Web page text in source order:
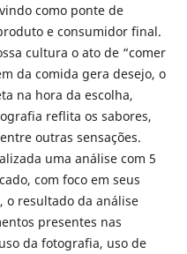
como ponte de
e consumidor final.
cultura o ato de “comer
da comida gera desejo, o
na hora da escolha,
reflita os sabores,
outras sensações.
uma análise com 5
com foco em seus
o resultado da análise
presentes nas
da fotografia, uso de